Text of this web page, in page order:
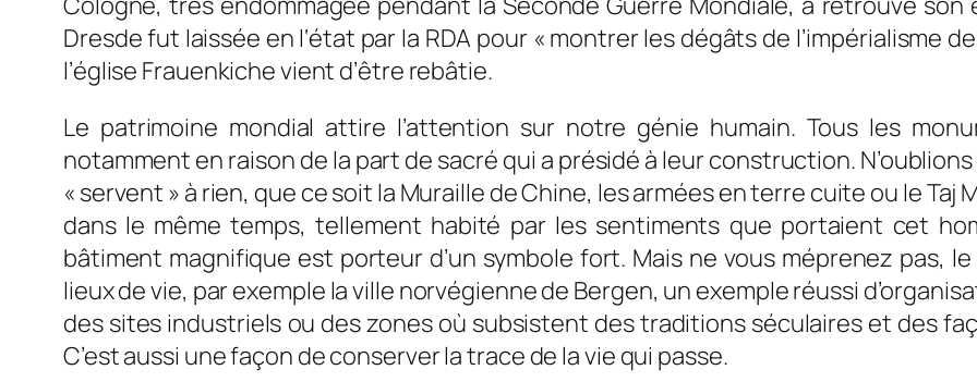
Dresde fut laissée en l‘état par la RDA pour « montrer les dégâts de l’impérialisme
l’église Frauenkiche vient d’être rebâtie.
Le patrimoine mondial attire l’attention sur notre génie humain. Tous les
notamment en raison de la part de sacré qui a présidé à leur construction.
« servent » à rien, que ce soit la Muraille de Chine, les armées en terre cuite ou le
dans le même temps, tellement habité par les sentiments que portaient cet
bâtiment magnifique est porteur d’un symbole fort. Mais ne vous méprenez pas,
lieux de vie, par exemple la ville norvégienne de Bergen, un exemple réussi
des sites industriels ou des zones où subsistent des traditions séculaires et des
C’est aussi une façon de conserver la trace de la vie qui passe.